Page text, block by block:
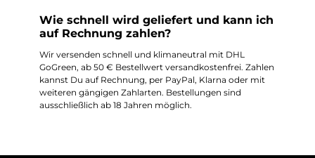
Wie schnell wird geliefert und kann ich
auf Rechnung zahlen?
Wir versenden schnell und klimaneutral mit DHL
GoGreen, ab 50 € Bestellwert versandkostenfrei. Zahlen
kannst Du auf Rechnung, per PayPal, Klarna oder mit
weiteren gängigen Zahlarten. Bestellungen sind
ausschließlich ab 18 Jahren möglich.